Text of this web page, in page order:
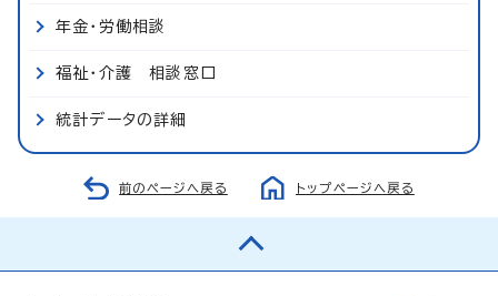
年金・労働相談
福祉・介護 相談窓口
統計データの詳細
前のページへ戻る トップページへ戻る